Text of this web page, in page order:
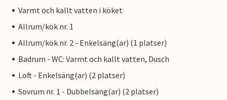
Varmt och kallt vatten i köket
Allrum/kök nr. 1
Allrum/kök nr. 2 - Enkelsäng(ar) (1 platser)
Badrum - WC: Varmt och kallt vatten, Dusch
Loft - Enkelsäng(ar) (2 platser)
Sovrum nr. 1 - Dubbelsäng(ar) (2 platser)